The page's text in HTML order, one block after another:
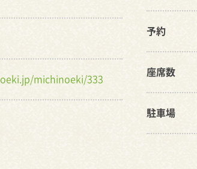
michinoeki/333
予約
座席数
駐車場